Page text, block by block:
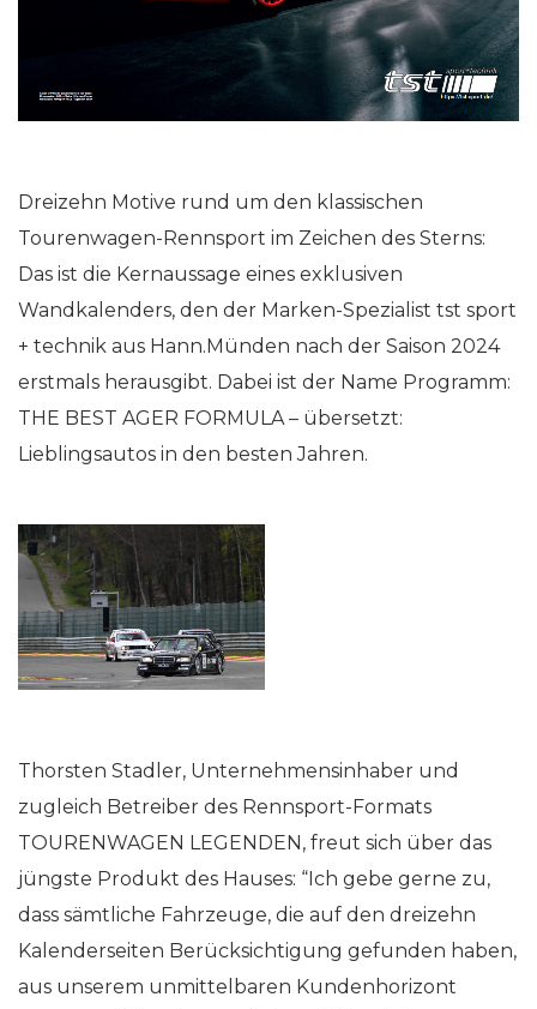
Dreizehn Motive rund um den klassischen
Tourenwagen-Rennsport im Zeichen des Sterns:
Das ist die Kernaussage eines exklusiven
Wandkalenders, den der Marken-Spezialist tst sport
+ technik aus Hann.Münden nach der Saison 2024
erstmals herausgibt. Dabei ist der Name Programm:
THE BEST AGER FORMULA – übersetzt:
Lieblingsautos in den besten Jahren.
Thorsten Stadler, Unternehmensinhaber und
zugleich Betreiber des Rennsport-Formats
TOURENWAGEN LEGENDEN, freut sich über das
jüngste Produkt des Hauses: “Ich gebe gerne zu,
dass sämtliche Fahrzeuge, die auf den dreizehn
Kalenderseiten Berücksichtigung gefunden haben,
aus unserem unmittelbaren Kundenhorizont